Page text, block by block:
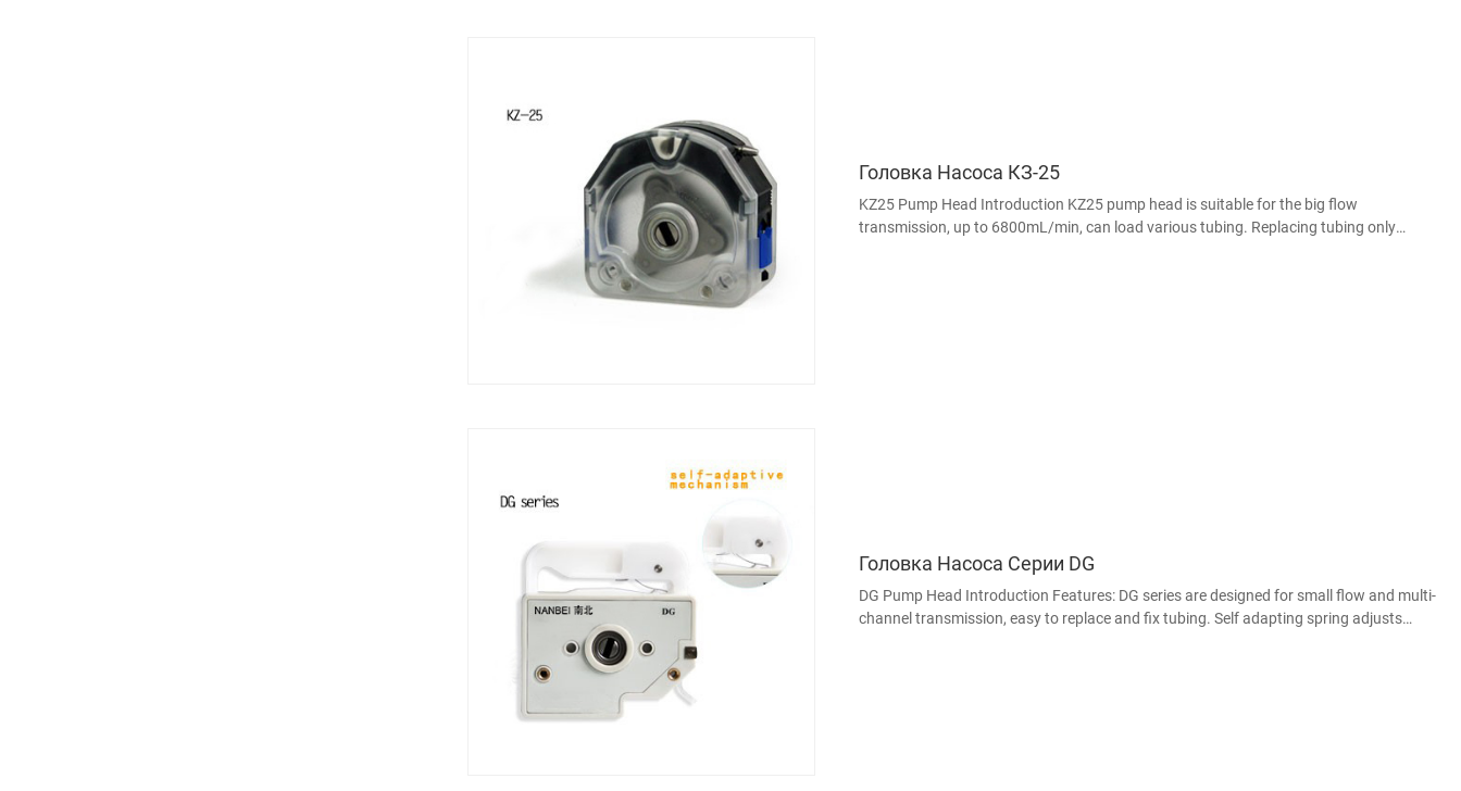
Головка Насоса КЗ-25
KZ25 Pump Head Introduction KZ25 pump head is suitable for the big flow
transmission, up to 6800mL/min, can load various tubing. Replacing tubing only
Головка Насоса Серии DG
DG Pump Head Introduction Features: DG series are designed for small flow and multi-
channel transmission, easy to replace and fix tubing. Self adapting spring adjusts